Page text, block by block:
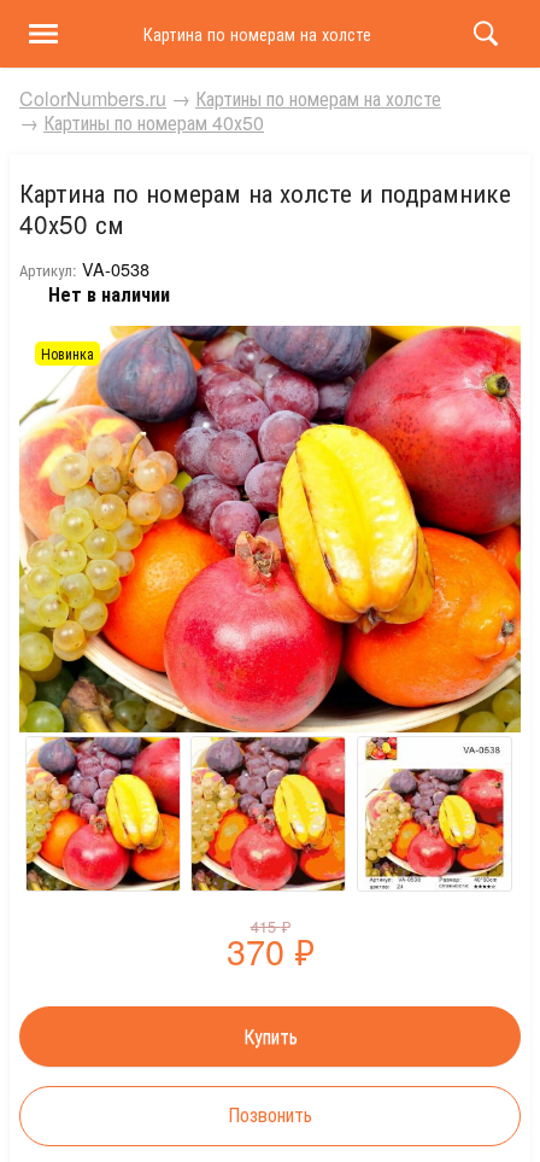
Картина по номерам на холсте и подрамнике 40х50
ColorNumbers.ru → Картины по номерам на холсте
→ Картины по номерам 40х50
Картина по номерам на холсте и подрамнике
40х50 см
Артикул: VA-0538
Нет в наличии
Новинка
415₽
370 ₽
Позвонить